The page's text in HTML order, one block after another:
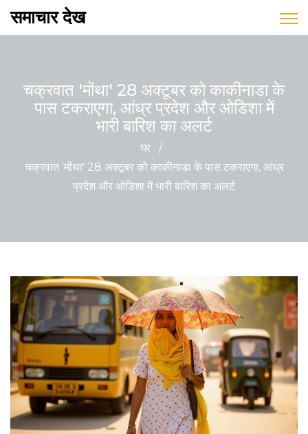
समाचार देख
चक्रवात 'मोंथा' 28 अक्टूबर को काकीनाडा के
पास टकराएगा, आंध्र प्रदेश और ओडिशा में
भारी बारिश का अलर्ट
घर
/
चक्रवात 'मोंथा' 28 अक्टूबर को काकीनाडा के पास टकराएगा, आंध्र
प्रदेश और ओडिशा में भारी बारिश का अलर्ट